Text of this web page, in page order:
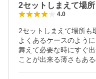
2セットしまえて場
4.0
2セットしまえて場所も
よくあるケースのよう
舞えて必要な時にすぐ
ことが出来る薄さもあ